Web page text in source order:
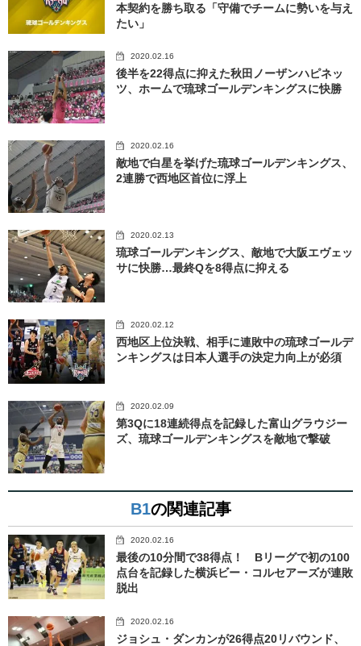
本契約を勝ち取る「守備でチームに勢いを与え
たい」
2020.02.16
後半を22得点に抑えた秋田ノーザンハピネッ
ツ、ホームで琉球ゴールデンキングスに快勝
2020.02.16
敵地で白星を挙げた琉球ゴールデンキングス、
2連勝で西地区首位に浮上
2020.02.13
琉球ゴールデンキングス、敵地で大阪エヴェッ
サに快勝…最終Qを8得点に抑える
2020.02.12
西地区上位決戦、相手に連敗中の琉球ゴールデ
ンキングスは日本人選手の決定力向上が必須
2020.02.09
第3Qに18連続得点を記録した富山グラウジー
ズ、琉球ゴールデンキングスを敵地で撃破
B1の関連記事
2020.02.16
最後の10分間で38得点！ Bリーグで初の100
点台を記録した横浜ビー・コルセアーズが連敗
脱出
2020.02.16
ジョシュ・ダンカンが26得点20リバウンド、